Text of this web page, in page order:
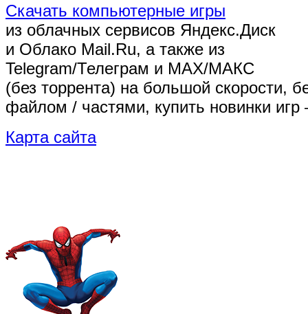
Скачать компьютерные игры
из облачных сервисов Яндекс.Диск
и Облако Mail.Ru, а также из
Telegram/Телеграм и MAX/МАКС
(без торрента) на большой скорости,
файлом / частями, купить новинки
Карта сайта